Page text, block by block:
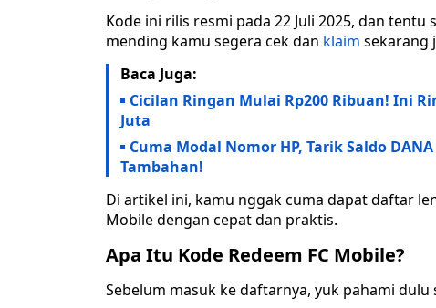
Kode ini rilis resmi pada 22 Juli 2025, dan
mending kamu segera cek dan klaim sekarang
Baca Juga:
Cicilan Ringan Mulai Rp200 Ribuan! Ini
Juta
Cuma Modal Nomor HP, Tarik Saldo
Tambahan!
Di artikel ini, kamu nggak cuma dapat daftar
Mobile dengan cepat dan praktis.
Apa Itu Kode Redeem FC Mobile?
Sebelum masuk ke daftarnya, yuk pahami